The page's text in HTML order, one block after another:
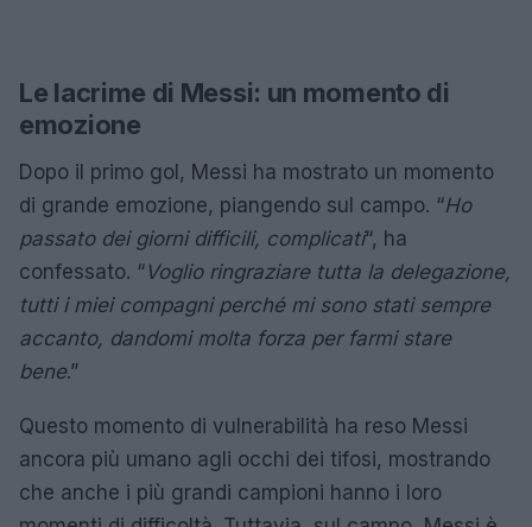
Le lacrime di Messi: un momento di
emozione
Dopo il primo gol, Messi ha mostrato un momento
di grande emozione, piangendo sul campo. “Ho
passato dei giorni difficili, complicati“, ha
confessato. “ Voglio ringraziare tutta la delegazione,
tutti i miei compagni perché mi sono stati sempre
accanto, dandomi molta forza per farmi stare
bene.”
Questo momento di vulnerabilità ha reso Messi
ancora più umano agli occhi dei tifosi, mostrando
che anche i più grandi campioni hanno i loro